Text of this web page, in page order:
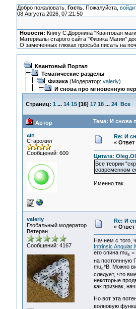
Добро пожаловать, Гость. Пожалуйста,
08 Августа 2026, 07:21:50
Новости: Книгу С.Доронина "Квантовая
Материалы старого сайта "Физика Магии"
О замеченных глюках просьба писать на
Квантовый Портал
Тематические разделы
Физика(Модератор: valeriy)
И снова про мгновенную
Страниц: 1 ... 14 15[16] 17 18 ... 24 Все
Автор Тема: И снова
ain
Старожил
Сообщений: 600
Re: И
« Ответ
Цитата:
Все теории
современном
Именно так.
valeriy
Глобальный модератор
Ветеран
Сообщений: 4167
Re: И
« Ответ
Начнем с того,
Intrinsic Angular
его спина mus =
на постоянную
mus*B. Можно
следует, что
некоторые
как признак,
Но вот эта
волновую